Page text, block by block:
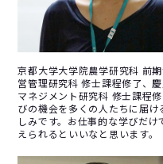
京都大学大学院農学研究科 前
営管理研究科 修士課程修了、
マネジメント研究科 修士課程
びの機会を多くの人たちに届
しみです。お仕事的な学びだ
えられるといいなと思います。